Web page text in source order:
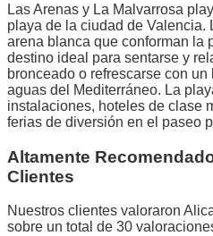
Las Arenas y La Malvarrosa
playa de la ciudad de Valencia.
arena blanca que conforman la
destino ideal para sentarse y
bronceado o refrescarse con
aguas del Mediterráneo. La
instalaciones, hoteles de clase
ferias de diversión en el paseo
Altamente
Clientes
Nuestros clientes valoraron
sobre un total de 30